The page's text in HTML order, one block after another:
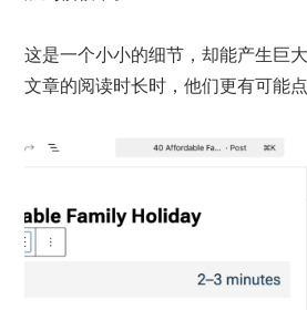
这是一个小小的细节，却能产生巨
文章的阅读时长时，他们更有可能